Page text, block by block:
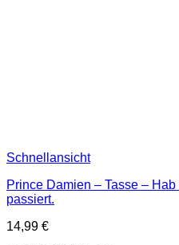
Schnellansicht
Prince Damien – Tasse –
passiert.
14,99 €